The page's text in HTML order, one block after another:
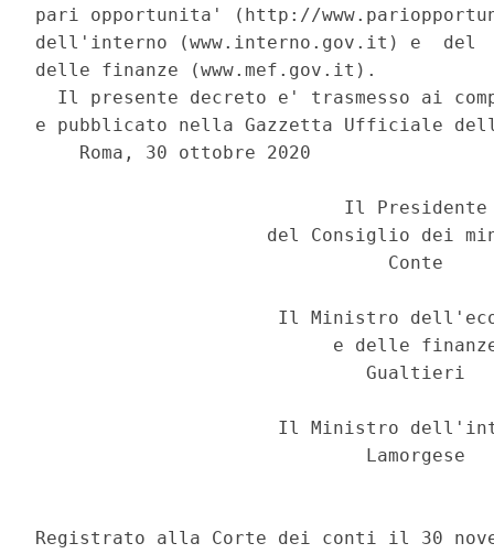
pari opportunita' (http://
dell'interno (www.interno.gov.it) e  del
delle finanze (www.mef.gov.it).
Il presente decreto e' trasmesso ai
e pubblicato nella Gazzetta Ufficiale
    Roma, 30 ottobre 2020
Il
del Consiglio dei
                                Conte
Il Ministro
e delle
                              Gualtieri
Il Ministro
                              Lamorgese
Registrato alla Corte dei conti il 30